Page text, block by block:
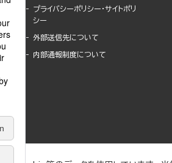
プライバシーポリシー・サイトポリ
シー
外部送信先について
内部通報制度について